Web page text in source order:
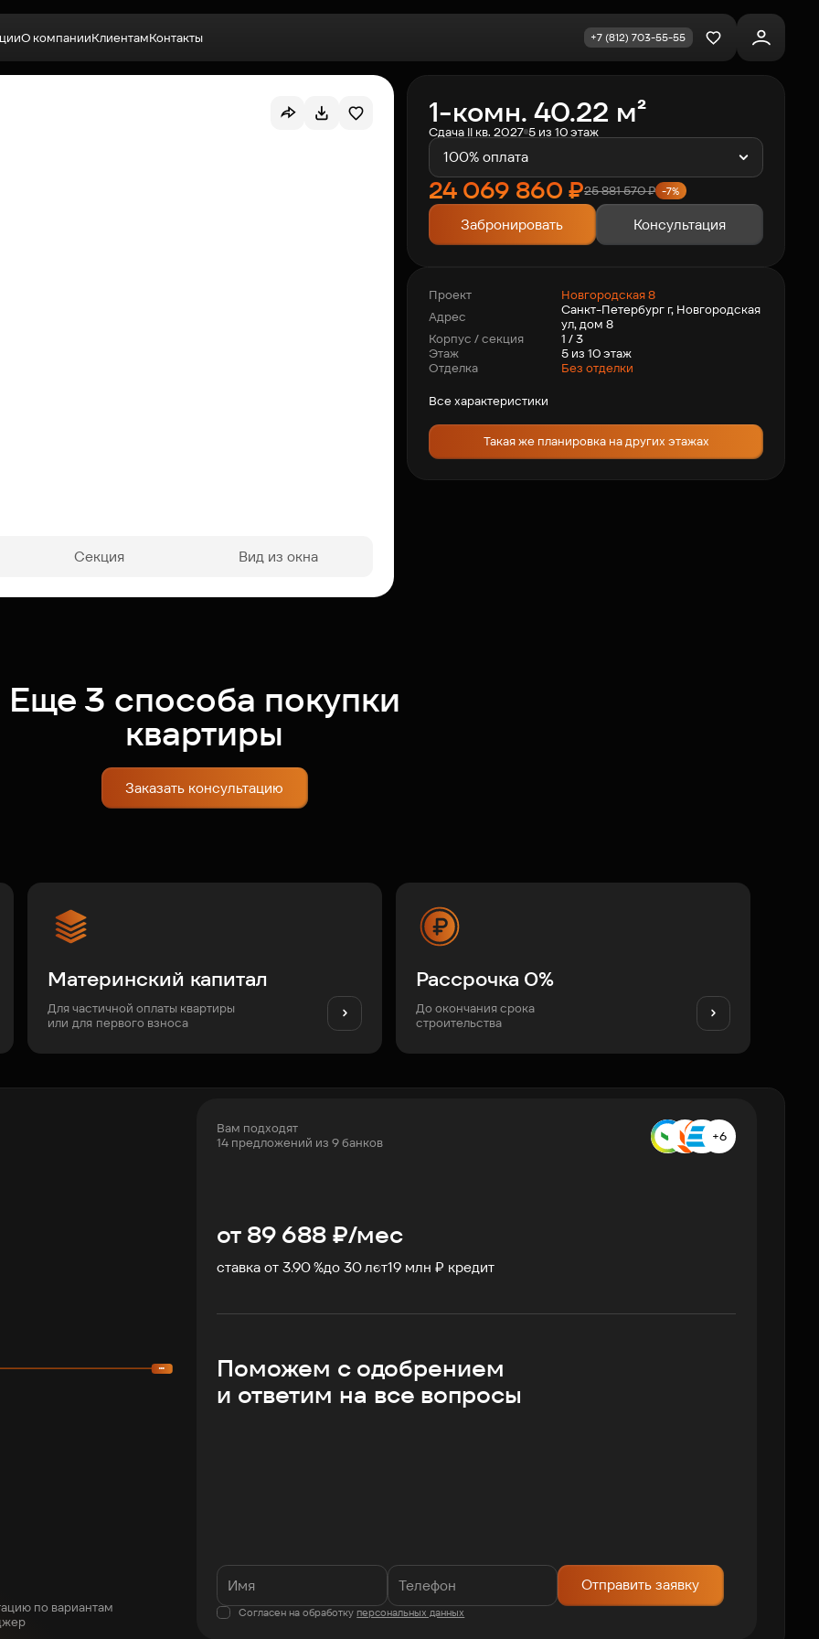
О компанииКлиентамКонтакты +7 (812) 703-55-55
Секция Вид из окна
1-комн. 40.22 м²
Сдача II кв. 2027 5 из 10 этаж
100% оплата
24 069 860 ₽25 881 570₽ -7%
Забронировать Консультация
Проект
Новгородская 8
Адрес
Санкт-Петербург г, Новгородская
ул, дом 8
Корпус / секция
1 / 3
Этаж
5 из 10 этаж
Отделка
Без отделки
Все характеристики
Такая же планировка на других этажах
Еще 3 способа покупки
квартиры
Заказать консультацию
Материнский капитал
Для частичной оплаты квартиры
или для первого взноса
Рассрочка 0%
До окончания срока
строительства
по вариантам
Вам подходят
14 предложений из 9 банков
+6
от 89 688₽/мес
ставка от 3.90 %до30 лет19 млн ₽ кредит
Поможем с одобрением
и ответим на все вопросы
Отправить заявку
Согласен на обработку персональных данных